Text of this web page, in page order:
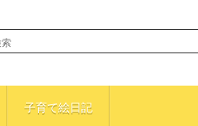
子育て絵日記